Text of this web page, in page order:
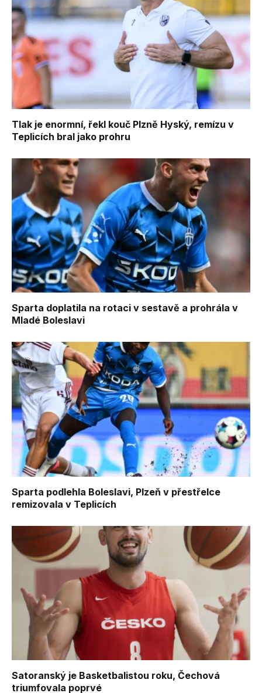
Tlak je enormní, řekl kouč Plzně Hyský, remízu v
Teplicích bral jako prohru
Sparta doplatila na rotaci v sestavě a prohrála v
Mladé Boleslavi
Sparta podlehla Boleslavi, Plzeň v přestřelce
remizovala v Teplicích
Satoranský je Basketbalistou roku, Čechová
triumfovala poprvé